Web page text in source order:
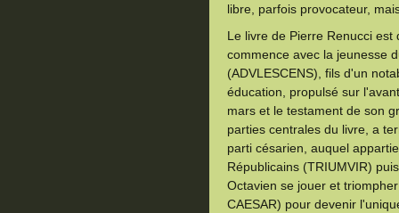
libre, parfois provocateur,
Le livre de Pierre Renucci
commence avec la jeunesse
(ADVLESCENS), fils d'un
éducation, propulsé sur
mars et le testament de son
parties centrales du livre, a
parti césarien, auquel
Républicains (TRIUMVIR)
Octavien se jouer et
CAESAR) pour devenir